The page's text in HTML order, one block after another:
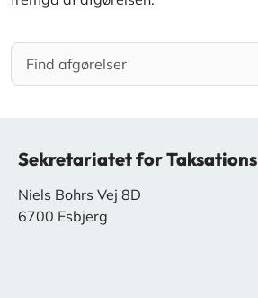
Sekretariatet for
Niels Bohrs Vej 8D
6700 Esbjerg